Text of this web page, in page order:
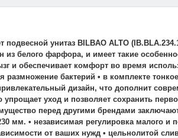
унитаз BILBAO ALTO
белого фарфора, и имеет такие
и обеспечивает комфорт во время
бактерий • в комплекте
дизайн, что дополнит
уход и позволяет сохранить
перед другими брендами
мм. • независимая регулировка
от ваших нужд • цельнолитой